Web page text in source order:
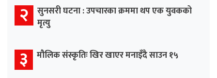
२ सुनसरी घटना : उपचारका क्रममा थप एक युवकको
मृत्यु
३ मौलिक संस्कृतिः खिर खाएर मनाइँदै साउन १५